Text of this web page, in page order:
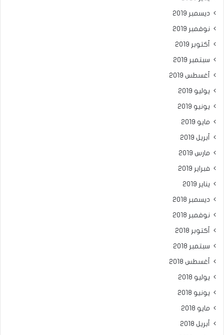
ديسمبر 2019
نوفمبر 2019
أكتوبر 2019
سبتمبر 2019
أغسطس 2019
يوليو 2019
يونيو 2019
مايو 2019
أبريل 2019
مارس 2019
فبراير 2019
يناير 2019
ديسمبر 2018
نوفمبر 2018
أكتوبر 2018
سبتمبر 2018
أغسطس 2018
يوليو 2018
يونيو 2018
مايو 2018
أبريل 2018